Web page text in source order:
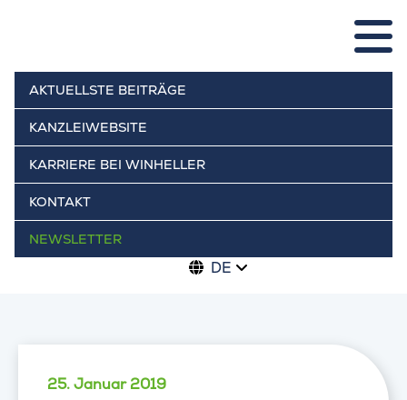
AKTUELLSTE BEITRÄGE
KANZLEIWEBSITE
KARRIERE BEI WINHELLER
KONTAKT
NEWSLETTER
DE
25. Januar 2019